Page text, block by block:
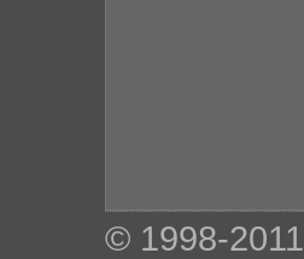
© 1998-2011